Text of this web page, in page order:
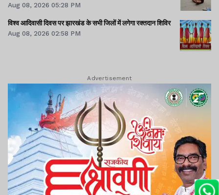
Aug 08, 2026 05:28 PM
विश्व आदिवासी दिवस पर झारखंड के सभी जिलों में लगेगा रक्तदान शिविर
Aug 08, 2026 02:58 PM
Advertisement